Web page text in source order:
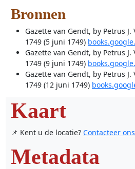
Bronnen
Gazette van Gendt, by Petrus
1749 (5 juni 1749)
Gazette van Gendt, by Petrus
1749 (9 juni 1749)
Gazette van Gendt, by Petrus
1749 (12 juni 1749)
Kaart
📌 Kent u de locatie? Contacteer
Metadata